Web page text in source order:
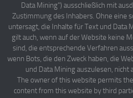
Data Mining") ausschließlich mit
Zustimmung des Inhabers. Ohne eine
untersagt, die Inhalte für Text und Data
gilt auch, wenn auf der Website keine
sind, die entsprechende Verfahren
wenn Bots, die den Zweck haben, die
und Data Mining auszulesen, nicht
The owner of this website permits
content from this website by third